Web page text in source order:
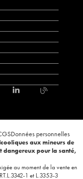
Données personnelles
aux mineurs de
dangereux pour la santé,
au moment de la vente en
1 et L.3353-3